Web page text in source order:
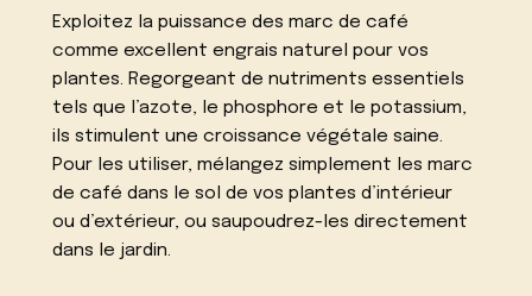
Exploitez la puissance des marc de café
comme excellent engrais naturel pour vos
plantes. Regorgeant de nutriments essentiels
tels que l’azote, le phosphore et le potassium,
ils stimulent une croissance végétale saine.
Pour les utiliser, mélangez simplement les marc
de café dans le sol de vos plantes d’intérieur
ou d’extérieur, ou saupoudrez-les directement
dans le jardin.